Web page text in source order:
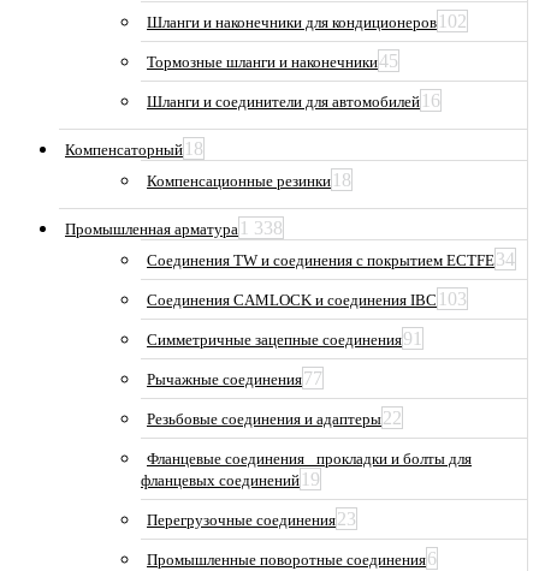
Шланги и наконечники для кондиционеров 102
Тормозные шланги и наконечники45
Шланги и соединители для автомобилей 16
Компенсаторный 18
Компенсационные резинки 18
Промышленная арматура 1 338
Соединения TW и соединения с покрытием ECTFE34
Соединения CAMLOCK и соединения IBC 103
Симметричные зацепные соединения91
Рычажные соединения77
Резьбовые соединения и адаптеры22
Фланцевые соединения_ прокладки и болты для
фланцевых соединений 19
Перегрузочные соединения23
Промышленные поворотные соединения6